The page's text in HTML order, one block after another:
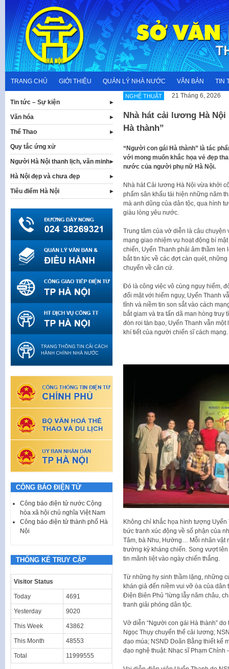
content
TRANG CHỦ GIỚI THIỆU QUẢN LÝ NHÀ NƯỚC VĂN BẢN TIN
NGHỆ THUẬT 21 Tháng 6, 2026
Nhà hát cải lương Hà
Hà thành”
“Người con gái Hà thành” là tác
với mong muốn khắc họa vẻ đẹp
nước của người phụ nữ Hà Nội.
Nhà hát Cải lương Hà Nội vừa khởi
phẩm sân khấu tái hiện những năm
mà anh dũng của dân tộc, qua hình
giàu lòng yêu nước.
Trung tâm của vở diễn là câu
mạng giao nhiệm vụ hoạt động bí
chiến, Uyển Thanh phải âm thầm len
bắt tin tức về các đợt càn quét,
chuyển về căn cứ.
Đó là công việc vô cùng nguy hiểm,
đối mặt với hiểm nguy, Uyển Thanh
tĩnh và niềm tin son sắt vào cách
bắt giam và tra tấn dã man hòng
đòn roi tàn bạo, Uyển Thanh vẫn
khí tiết của người chiến sĩ cách mạng.
Không chỉ khắc họa hình tượng
bức tranh xúc động về số phận của
Tâm, bà Nhu, Hường… Mỗi nhân vật
trường kỳ kháng chiến. Song vượt
tin mãnh liệt vào ngày chiến thắng.
Từ những hy sinh thầm lặng, những
khán giả đến niềm vui vỡ òa của dân
Điện Biên Phủ “lừng lẫy năm châu,
tranh giải phóng dân tộc.
Vở diễn “Người con gái Hà thành”
Ngọc Thụy chuyển thể cải lương;
đạo múa; NSND Doãn Bằng thiết kế
đạo nghệ thuật: Nhạc sĩ Phạm
Tin tức – Sự kiện
Văn hóa
Thể Thao
Quy tắc ứng xử
Người Hà Nội thanh lịch, văn minh
Hà Nội đẹp và chưa đẹp
Tiêu điểm Hà Nội
CÔNG BÁO ĐIỆN TỬ
Công báo điện tử nước Cộng
hòa xã hội chủ nghĩa Việt Nam
Công báo điện tử thành phố Hà
Nội
THỐNG KÊ TRUY CẬP
Visitor Status
Today 4691
Yesterday 9020
This Week 43862
This Month 48553
Total 11999555